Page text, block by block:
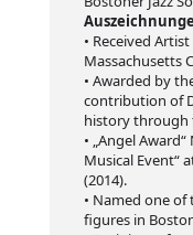
• Received
Massachusetts
• Awarded by
contribution of
history through
• „Angel
Musical Event“
(2014).
• Named one
figures in